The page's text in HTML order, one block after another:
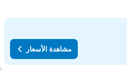
مشاهدة الأسعار